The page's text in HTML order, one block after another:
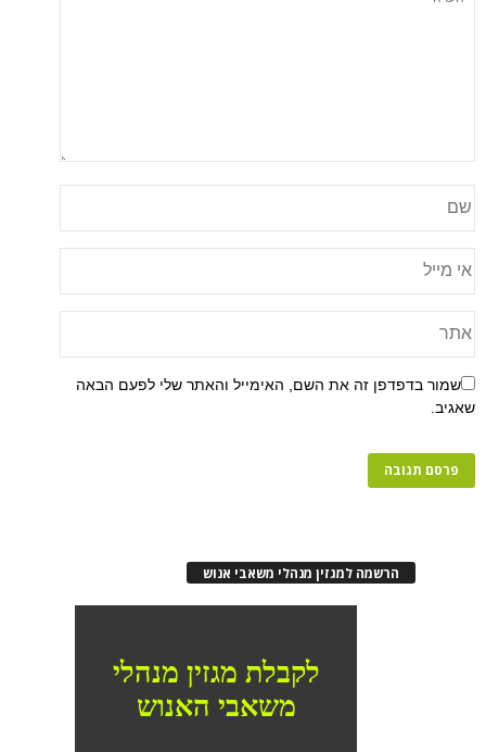
שמור בדפדפן זה את השם, האימייל והאתר שלי לפעם הבאה
שאגיב.
הרשמה למגזין מנהלי משאבי אנוש